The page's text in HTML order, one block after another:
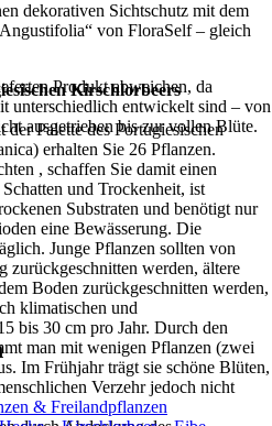
Produkt abweichen, da
unterschiedlich entwickelt sind – von
ausgetrieben bis zur vollen Blüte.
dekorativen Sichtschutz mit dem
von FloraSelf – gleich
Kirschlorbeers
Palette des Portugiesischen
erhalten Sie 26 Pflanzen.
, schaffen Sie damit einen
und Trockenheit, ist
Substraten und benötigt nur
eine Bewässerung. Die
Junge Pflanzen sollten von
zurückgeschnitten werden, ältere
Boden zurückgeschnitten werden,
klimatischen und
bis 30 cm pro Jahr. Durch den
man mit wenigen Pflanzen (zwei
Im Frühjahr trägt sie schöne Blüten,
Verzehr jedoch nicht
& Freilandpflanzen